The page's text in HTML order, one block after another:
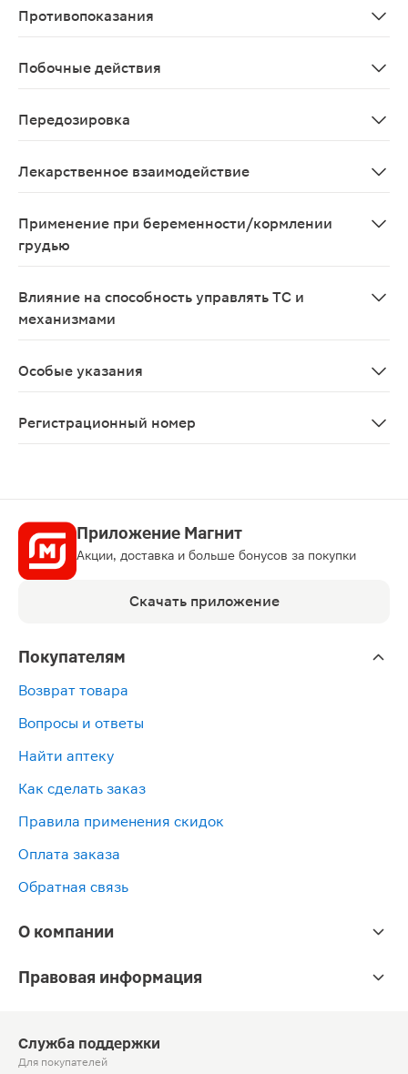
Противопоказания
Побочные действия
Передозировка
Лекарственное взаимодействие
Применение при беременности/кормлении
грудью
Влияние на способность управлять ТС и
механизмами
Особые указания
Регистрационный номер
Приложение Магнит
Акции, доставка и больше бонусов за покупки
Скачать приложение
Покупателям
Возврат товара
Вопросы и ответы
Найти аптеку
Как сделать заказ
Правила применения скидок
Оплата заказа
Обратная связь
О компании
Правовая информация
Служба поддержки
Для покупателей